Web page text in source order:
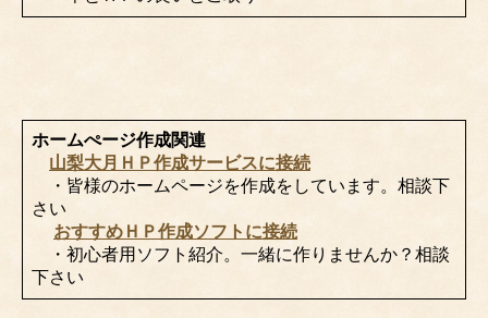
ホームぺージ作成関連
山梨大月ＨＰ作成サービスに接続
・皆様のホームページを作成をしています。相談下
さい
おすすめＨＰ作成ソフトに接続
・初心者用ソフト紹介。一緒に作りませんか？相談
下さい